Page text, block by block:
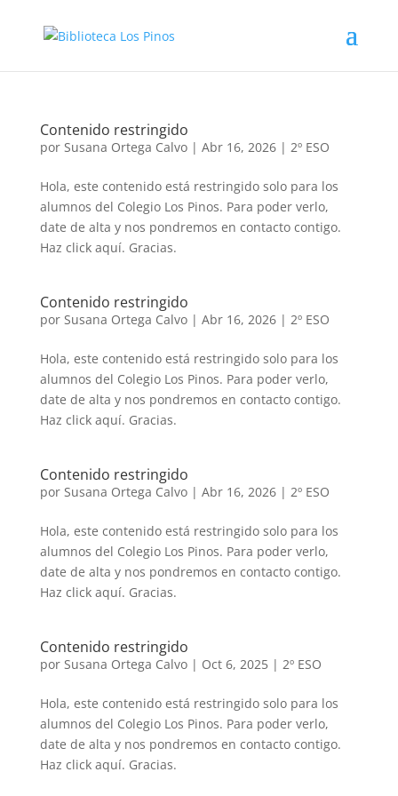
Contenido restringido
por Susana Ortega Calvo| Abr 16, 2026| 2º ESO
Hola, este contenido está restringido solo para los
alumnos del Colegio Los Pinos. Para poder verlo,
date de alta y nos pondremos en contacto contigo.
Haz click aquí. Gracias.
Contenido restringido
por Susana Ortega Calvo| Abr 16, 2026| 2º ESO
Hola, este contenido está restringido solo para los
alumnos del Colegio Los Pinos. Para poder verlo,
date de alta y nos pondremos en contacto contigo.
Haz click aquí. Gracias.
Contenido restringido
por Susana Ortega Calvo| Abr 16, 2026| 2º ESO
Hola, este contenido está restringido solo para los
alumnos del Colegio Los Pinos. Para poder verlo,
date de alta y nos pondremos en contacto contigo.
Haz click aquí. Gracias.
Contenido restringido
por Susana Ortega Calvo| Oct 6, 2025| 2º ESO
Hola, este contenido está restringido solo para los
alumnos del Colegio Los Pinos. Para poder verlo,
date de alta y nos pondremos en contacto contigo.
Haz click aquí. Gracias.